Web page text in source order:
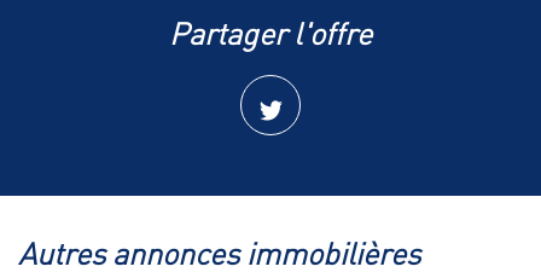
partager l'offre
autres annonces immobilières